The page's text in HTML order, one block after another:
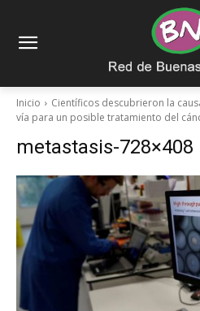
Inicio
Científicos descubrieron la
vía para un posible tratamiento del
metastasis-728×408